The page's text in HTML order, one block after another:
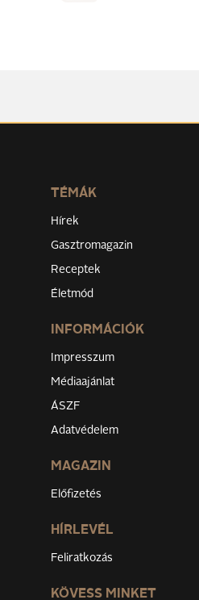
TÉMÁK
Hírek
Gasztromagazin
Receptek
Életmód
INFORMÁCIÓK
Impresszum
Médiaajánlat
ÁSZF
Adatvédelem
MAGAZIN
Előfizetés
HÍRLEVÉL
Feliratkozás
KÖVESS MINKET